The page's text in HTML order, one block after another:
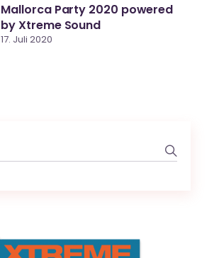
Mallorca Party 2020 powered
by Xtreme Sound
17. Juli 2020